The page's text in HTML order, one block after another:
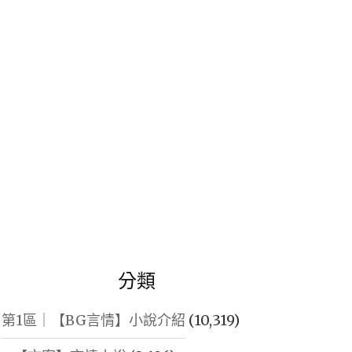
分類
第1區｜【BG言情】小說介紹 (10,319)